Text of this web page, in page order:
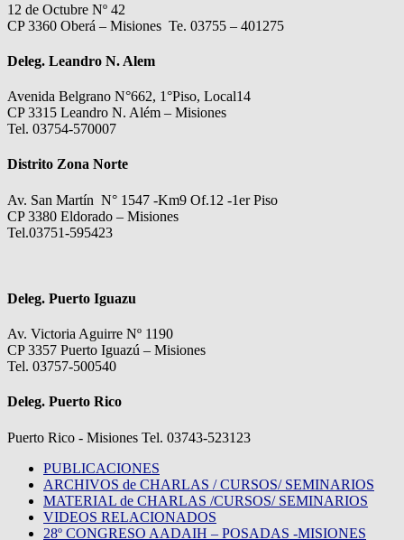
12 de Octubre Nº 42
CP 3360 Oberá – Misiones Te. 03755 – 401275
Deleg. Leandro N. Alem
Avenida Belgrano N°662, 1°Piso, Local14
CP 3315 Leandro N. Além – Misiones
Tel. 03754-570007
Distrito Zona Norte
Av. San Martín N° 1547 -Km9 Of.12 -1er Piso
CP 3380 Eldorado – Misiones
Tel.03751-595423
Deleg. Puerto Iguazu
Av. Victoria Aguirre Nº 1190
CP 3357 Puerto Iguazú – Misiones
Tel. 03757-500540
Deleg. Puerto Rico
Puerto Rico - Misiones Tel. 03743-523123
PUBLICACIONES
ARCHIVOS de CHARLAS / CURSOS/ SEMINARIOS
MATERIAL de CHARLAS /CURSOS/ SEMINARIOS
VIDEOS RELACIONADOS
28º CONGRESO AADAIH – POSADAS -MISIONES